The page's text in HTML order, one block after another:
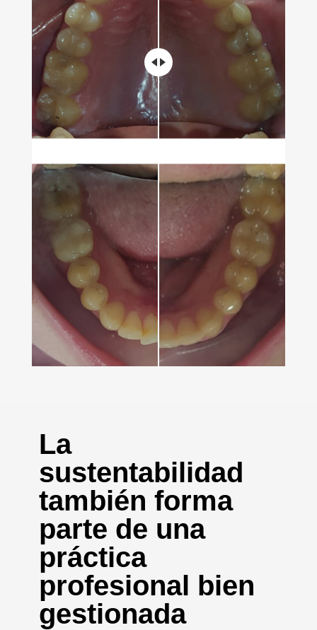
La
sustentabilidad
también forma
parte de una
práctica
profesional bien
gestionada